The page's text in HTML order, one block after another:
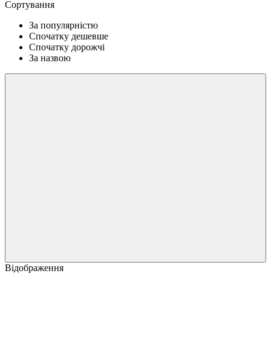
Сортування
За популярністю
Спочатку дешевше
Спочатку дорожчі
За назвою
Відображення